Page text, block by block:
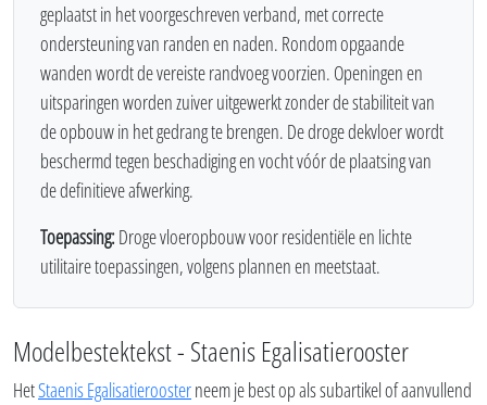
geplaatst in het voorgeschreven verband, met correcte
ondersteuning van randen en naden. Rondom opgaande
wanden wordt de vereiste randvoeg voorzien. Openingen en
uitsparingen worden zuiver uitgewerkt zonder de stabiliteit van
de opbouw in het gedrang te brengen. De droge dekvloer wordt
beschermd tegen beschadiging en vocht vóór de plaatsing van
de definitieve afwerking.
Toepassing:Droge vloeropbouw voor residentiële en lichte
utilitaire toepassingen, volgens plannen en meetstaat.
Modelbestektekst - Staenis Egalisatierooster
HetStaenis Egalisatieroosterneem je best op als subartikel of aanvullend